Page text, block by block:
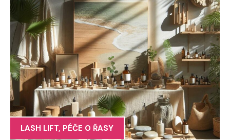
LASH LIFT, PÉČE O ŘASY